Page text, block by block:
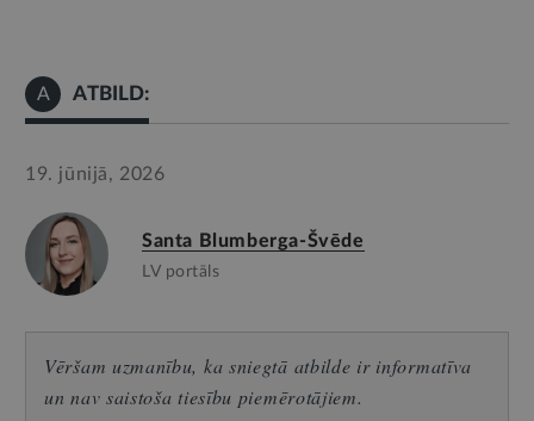
A ATBILD:
19. jūnijā, 2026
Santa Blumberga-Švēde
LV portāls
Vēršam uzmanību, ka sniegtā atbilde ir informatīva
un nav saistoša tiesību piemērotājiem.